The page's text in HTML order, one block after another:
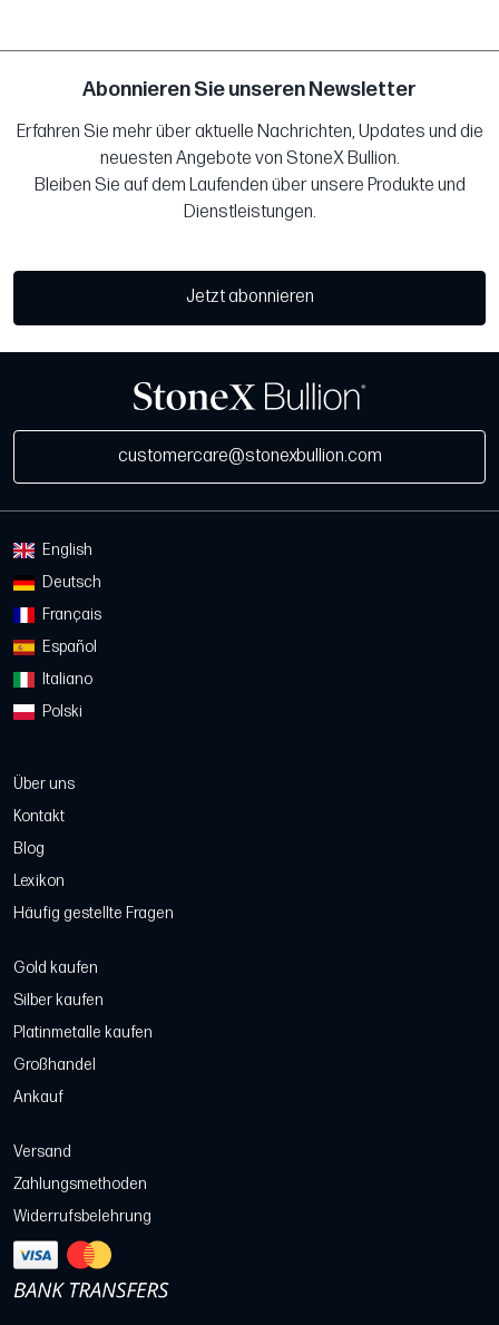
Abonnieren Sie unseren Newsletter
Erfahren Sie mehr über aktuelle Nachrichten, Updates und die
neuesten Angebote von StoneX Bullion.
Bleiben Sie auf dem Laufenden über unsere Produkte und
Dienstleistungen.
Jetzt abonnieren
customercare@stonexbullion.com
English
Deutsch
Français
Español
Italiano
Polski
Über uns
Kontakt
Blog
Lexikon
Häufig gestellte Fragen
Gold kaufen
Silber kaufen
Platinmetalle kaufen
Großhandel
Ankauf
Versand
Zahlungsmethoden
Widerrufsbelehrung